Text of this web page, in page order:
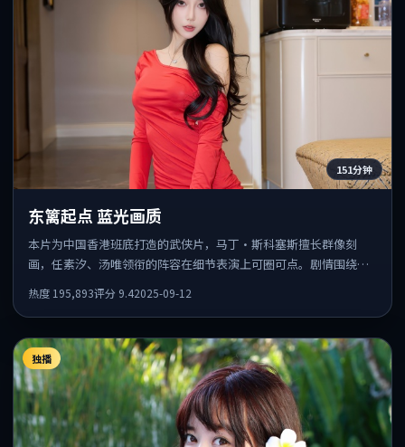
151分钟
东篱起点 蓝光画质
本片为中国香港班底打造的武侠片，马丁·斯科塞斯擅长群像刻
画，任素汐、汤唯领衔的阵容在细节表演上可圈可点。剧情围绕一
热度 195,893评分 9.42025-09-12
独播